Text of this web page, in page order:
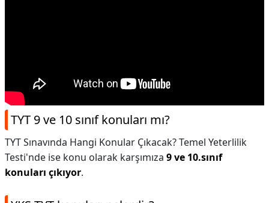
TYT 9 ve 10 sınıf konuları mı?
TYT Sınavında Hangi Konular Çıkacak? Temel Yeterlilik
Testi'nde ise konu olarak karşımıza 9 ve 10.sınıf
konuları çıkıyor.